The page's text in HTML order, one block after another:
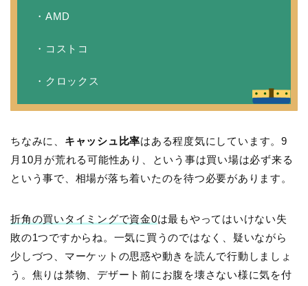
・AMD
・コストコ
・クロックス
ちなみに、 キャッシュ比率はある程度気にしています。9
月10月が荒れる可能性あり、という事は買い場は必ず来る
という事で、相場が落ち着いたのを待つ必要があります。
折角の買いタイミングで資金0は最もやってはいけない失
敗の1つですからね。一気に買うのではなく、疑いながら
少しづつ、マーケットの思惑や動きを読んで行動しましょ
う。焦りは禁物、デザート前にお腹を壊さない様に気を付